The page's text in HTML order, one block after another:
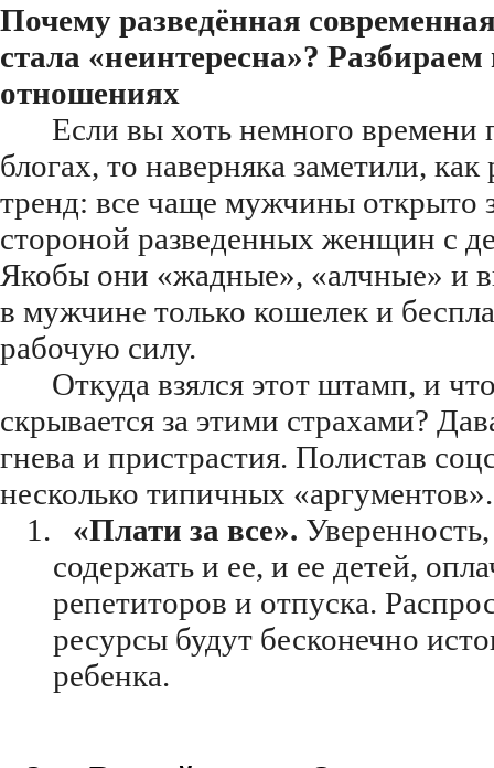
Почему разведённая
стала «неинтересна»?
отношениях
Если вы хоть немного времени
блогах, то наверняка заметили,
тренд: все чаще мужчины открыто
стороной разведенных женщин с
Якобы они «жадные», «алчные» и
в мужчине только кошелек и
рабочую силу.
Откуда взялся этот штамп, и
скрывается за этими страхами?
гнева и пристрастия. Полистав
несколько типичных «аргументов».
1.
«Плати за все».
содержать и ее, и ее детей,
репетиторов и отпуска.
ресурсы будут бесконечно
ребенка.